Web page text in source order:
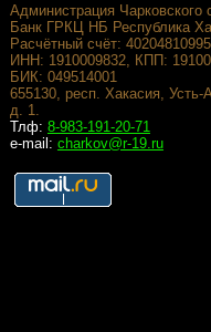
Администрация Чарковского
Банк ГРКЦ НБ Республика
Расчётный счёт:
ИНН: 1910009832, КПП:
БИК: 049514001
655130, респ. Хакасия, Усть-
д. 1.
Тлф: 8-983-191-20-71
e-mail: charkov@r-19.ru